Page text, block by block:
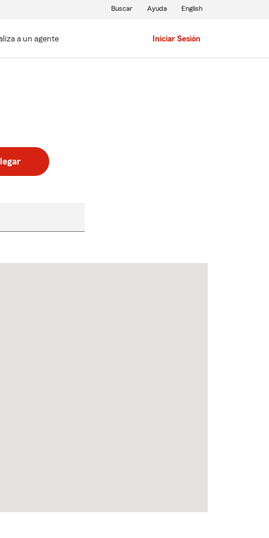
a un agente Iniciar Sesión
Buscar Ayuda English